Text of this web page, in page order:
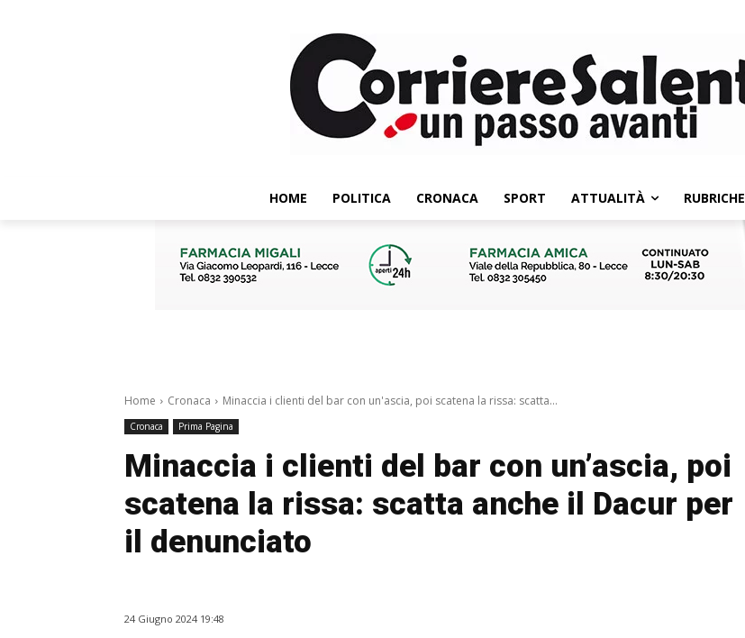
HOME POLITICA CRONACA SPORT ATTUALITÀ RUBRICHE
Home Cronaca Minaccia i clienti del bar con un'ascia, poi scatena la rissa: scatta...
Cronaca Prima Pagina
Minaccia i clienti del bar con un’ascia, poi
scatena la rissa: scatta anche il Dacur per
il denunciato
24 Giugno 2024 19:48